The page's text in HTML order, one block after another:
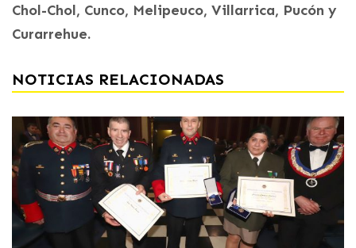
Chol-Chol, Cunco, Melipeuco, Villarrica, Pucón y
Curarrehue.
NOTICIAS RELACIONADAS